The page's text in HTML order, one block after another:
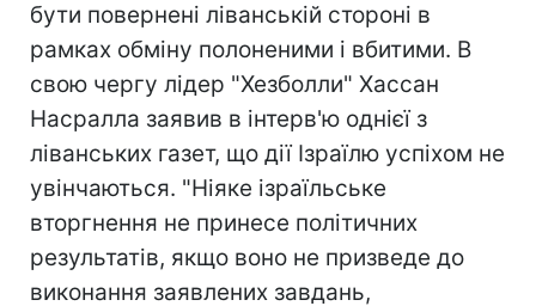
бути повернені ліванській стороні в
рамках обміну полоненими і вбитими. В
свою чергу лідер "Хезболли" Хассан
Насралла заявив в інтерв'ю однієї з
ліванських газет, що дії Ізраїлю успіхом не
увінчаються. "Ніяке ізраїльське
вторгнення не принесе політичних
результатів, якщо воно не призведе до
виконання заявлених завдань,